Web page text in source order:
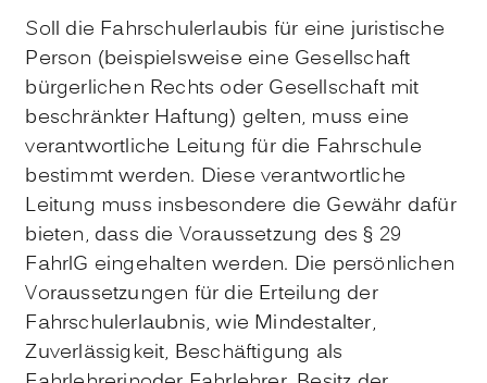
Soll die Fahrschulerlaubis für eine juristische
Person (beispielsweise eine Gesellschaft
bürgerlichen Rechts oder Gesellschaft mit
beschränkter Haftung) gelten, muss eine
verantwortliche Leitung für die Fahrschule
bestimmt werden. Diese verantwortliche
Leitung muss insbesondere die Gewähr dafür
bieten, dass die Voraussetzung des § 29
FahrlG eingehalten werden. Die persönlichen
Voraussetzungen für die Erteilung der
Fahrschulerlaubnis, wie Mindestalter,
Zuverlässigkeit, Beschäftigung als